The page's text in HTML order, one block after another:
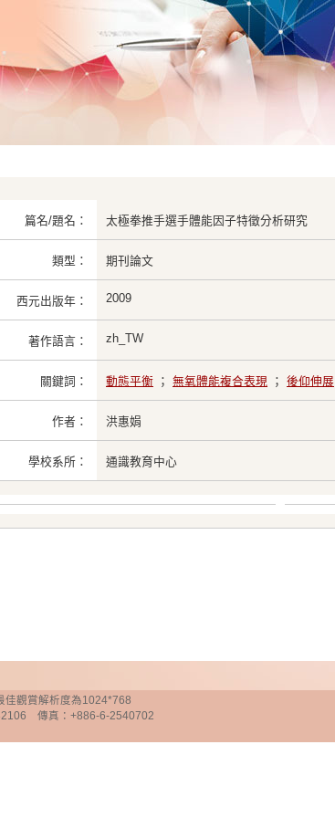
篇名/題名： 太極拳推手選手體能因子特徵分析研究
類型： 期刊論文
西元出版年： 2009
著作語言： zh_TW
關鍵詞： 動態平衡 ； 無氧體能複合表現 ； 後仰伸展
作者： 洪惠娟
學校系所： 通識教育中心
觀賞解析度為1024*768
傳真：+886-6-2540702